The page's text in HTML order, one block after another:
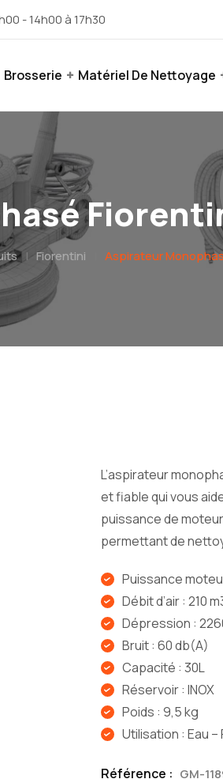
- 14h00 à 17h30
Brosserie Matériel De Nettoyage
| Fiorentini Aspirateur
L’aspirateur
et fiable qui vous
puissance de
permettant de
Puissance
Débit d’air : 210
Dépression :
Bruit : 60 db(A)
Capacité : 30L
Réservoir : INOX
Poids : 9,5 kg
Utilisation : Eau
Référence : GM-